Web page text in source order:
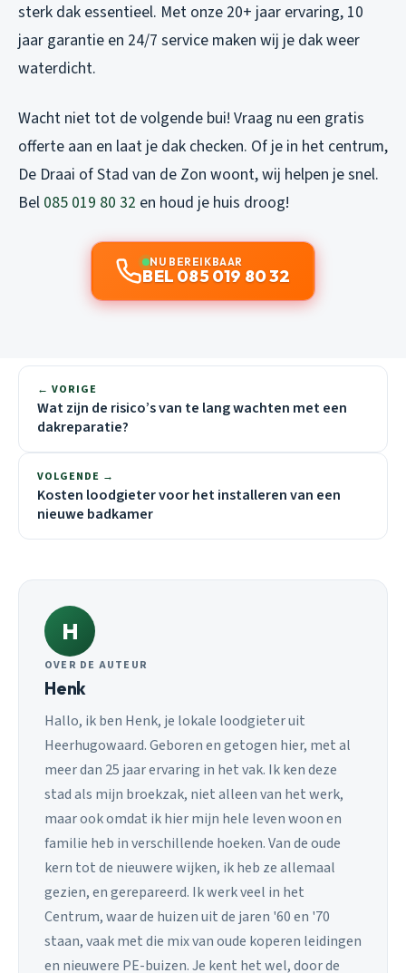
sterk dak essentieel. Met onze 20+ jaar ervaring, 10
jaar garantie en 24/7 service maken wij je dak weer
waterdicht.
Wacht niet tot de volgende bui! Vraag nu een gratis
offerte aan en laat je dak checken. Of je in het centrum,
De Draai of Stad van de Zon woont, wij helpen je snel.
Bel 085 019 80 32 en houd je huis droog!
NU BEREIKBAAR
BEL 085 019 80 32
← VORIGE
Wat zijn de risico’s van te lang wachten met een
dakreparatie?
VOLGENDE →
Kosten loodgieter voor het installeren van een
nieuwe badkamer
H
OVER DE AUTEUR
Henk
Hallo, ik ben Henk, je lokale loodgieter uit
Heerhugowaard. Geboren en getogen hier, met al
meer dan 25 jaar ervaring in het vak. Ik ken deze
stad als mijn broekzak, niet alleen van het werk,
maar ook omdat ik hier mijn hele leven woon en
familie heb in verschillende hoeken. Van de oude
kern tot de nieuwere wijken, ik heb ze allemaal
gezien, en gerepareerd. Ik werk veel in het
Centrum, waar de huizen uit de jaren '60 en '70
staan, vaak met die mix van oude koperen leidingen
en nieuwere PE-buizen. Je kent het wel, door de